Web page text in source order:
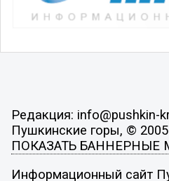
Редакция: info@pushkin-
Пушкинские горы, ©
ПОКАЗАТЬ БАННЕРНЫЕ
Информационный сайт